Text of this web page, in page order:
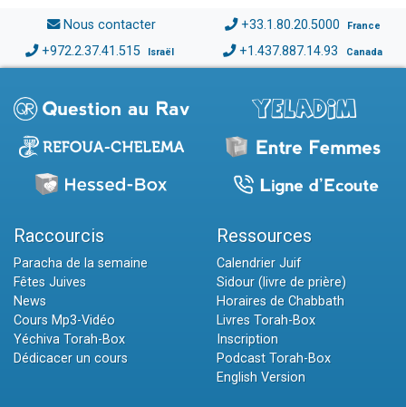
Nous contacter +33.1.80.20.5000 France
+972.2.37.41.515 Israël +1.437.887.14.93 Canada
Raccourcis
Paracha de la semaine
Fêtes Juives
News
Cours Mp3-Vidéo
Yéchiva Torah-Box
Dédicacer un cours
Ressources
Calendrier Juif
Sidour (livre de prière)
Horaires de Chabbath
Livres Torah-Box
Inscription
Podcast Torah-Box
English Version